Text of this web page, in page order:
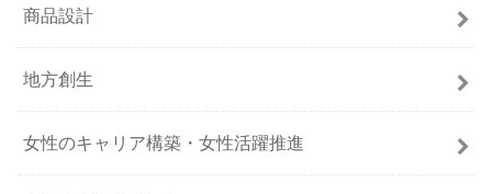
商品設計
地方創生
女性のキャリア構築・女性活躍推進